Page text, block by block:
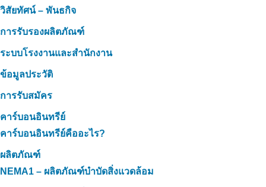
วิสัยทัศน์ – พันธกิจ
การรับรองผลิตภัณฑ์
ระบบโรงงานและสำนักงาน
ข้อมูลประวัติ
การรับสมัคร
คาร์บอนอินทรีย์
คาร์บอนอินทรีย์คืออะไร?
ผลิตภัณฑ์
NEMA1 – ผลิตภัณฑ์บำบัดสิ่งแวดล้อม